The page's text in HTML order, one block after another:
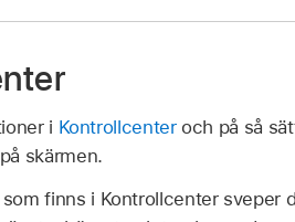
i Kontrollcenteroch på så
skärmen.
finns i Kontrollcenter sveper